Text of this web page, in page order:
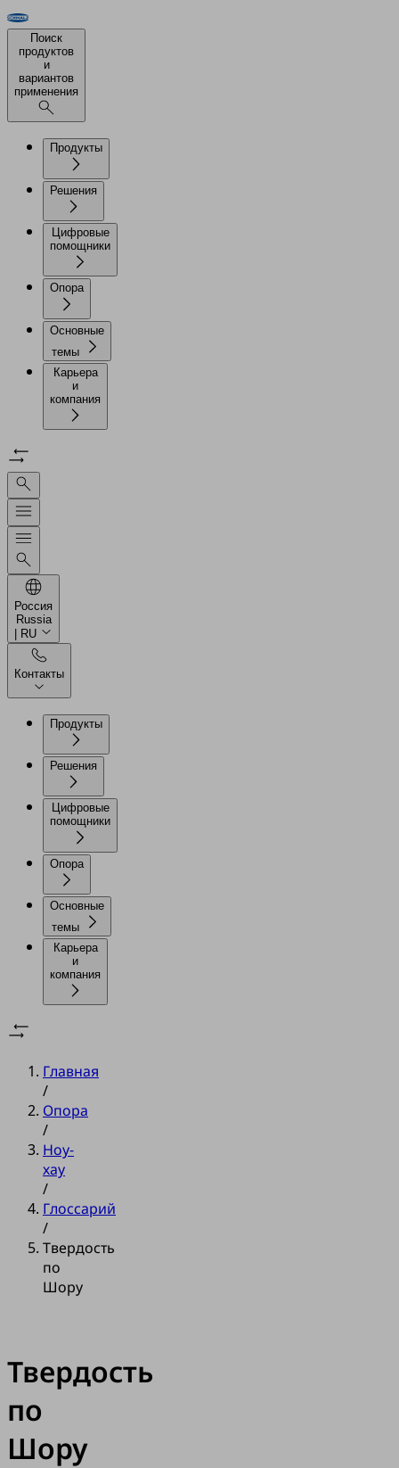
Поиск
продуктов
и
вариантов
применения
Продукты
Решения
Цифровые
помощники
Опора
Основные
темы
Карьера
и
компания
Россия
Russia
| RU
Контакты
Продукты
Решения
Цифровые
помощники
Опора
Основные
темы
Карьера
и
компания
Главная
/
Опора
/
Ноу-
хау
/
Глоссарий
/
Твердость
по
Шору
Твердость
по
Шору